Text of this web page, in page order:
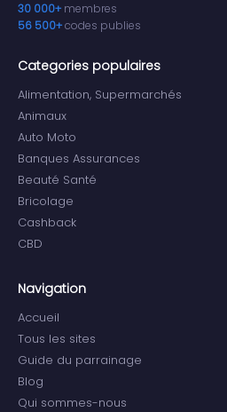
30 000+ membres
56 500+codes publies
Categories populaires
Alimentation, Supermarchés
Animaux
Auto Moto
Banques Assurances
Beauté Santé
Bricolage
Cashback
CBD
Navigation
Accueil
Tous les sites
Guide du parrainage
Blog
Qui sommes-nous